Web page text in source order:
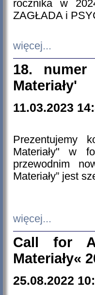
rocznika w
ZAGŁADA i
więcej...
18. numer
Materiały'
11.03.2023
Prezentujemy
Materiały" w
przewodnim
Materiały” jest
więcej...
Call for
Materiały«
25.08.2022